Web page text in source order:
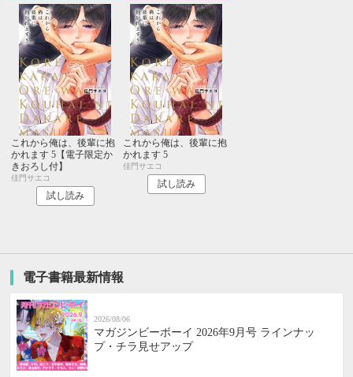
これから俺は、後輩に抱
かれます 5【電子限定か
きおろし付】
佳門サエコ
試し読み
これから俺は、後輩に抱
かれます 5
佳門サエコ
試し読み
電子書籍最新情報
2026/08/06
マガジンビーボーイ 2026年9月号 ラインナッ
プ・チラ見せアップ